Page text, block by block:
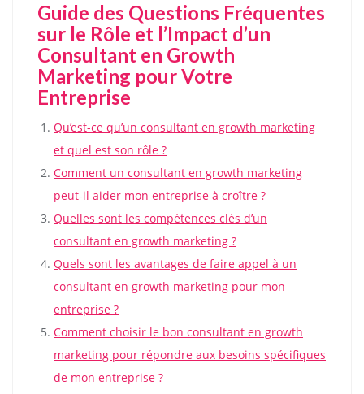
Guide des Questions Fréquentes
sur le Rôle et l’Impact d’un
Consultant en Growth
Marketing pour Votre
Entreprise
Qu’est-ce qu’un consultant en growth marketing
et quel est son rôle ?
Comment un consultant en growth marketing
peut-il aider mon entreprise à croître ?
Quelles sont les compétences clés d’un
consultant en growth marketing ?
Quels sont les avantages de faire appel à un
consultant en growth marketing pour mon
entreprise ?
Comment choisir le bon consultant en growth
marketing pour répondre aux besoins spécifiques
de mon entreprise ?